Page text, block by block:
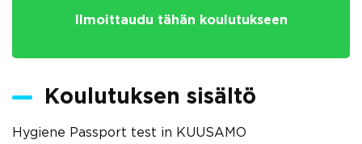
Ilmoittaudu tähän koulutukseen
Koulutuksen sisältö
Hygiene Passport test in KUUSAMO